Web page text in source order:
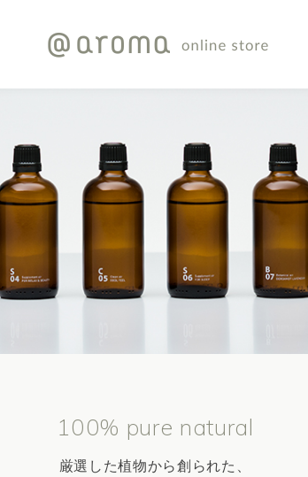
100% pure natural
厳選した植物から創られた、